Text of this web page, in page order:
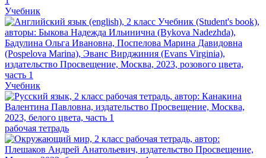
Учебник
Учебник
рабочая тетрадь